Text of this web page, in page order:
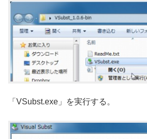
「VSubst.exe」を実行する。